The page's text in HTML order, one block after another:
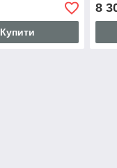
Купити
8